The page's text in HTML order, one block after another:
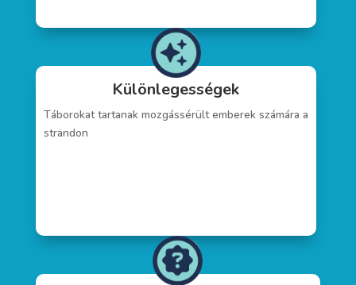
Különlegességek
Táborokat tartanak mozgássérült emberek számára a
strandon